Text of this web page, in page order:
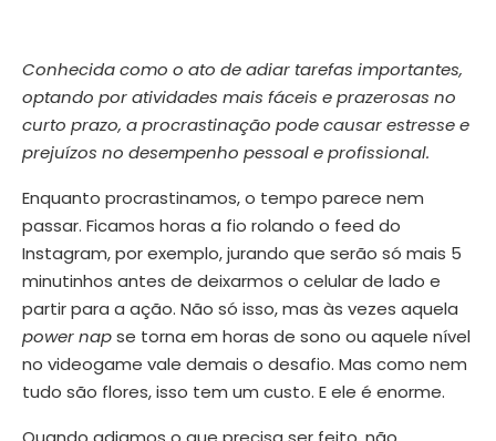
Conhecida como o ato de adiar tarefas importantes,
optando por atividades mais fáceis e prazerosas no
curto prazo, a procrastinação pode causar estresse e
prejuízos no desempenho pessoal e profissional.
Enquanto procrastinamos, o tempo parece nem
passar. Ficamos horas a fio rolando o feed do
Instagram, por exemplo, jurando que serão só mais 5
minutinhos antes de deixarmos o celular de lado e
partir para a ação. Não só isso, mas às vezes aquela
power napse torna em horas de sono ou aquele nível
no videogame vale demais o desafio. Mas como nem
tudo são flores, isso tem um custo. E ele é enorme.